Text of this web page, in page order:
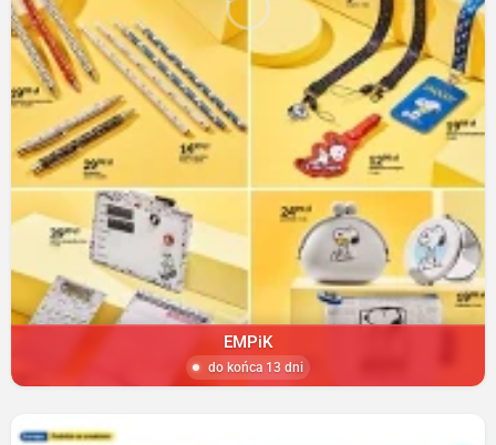
EMPiK
do końca 13 dni